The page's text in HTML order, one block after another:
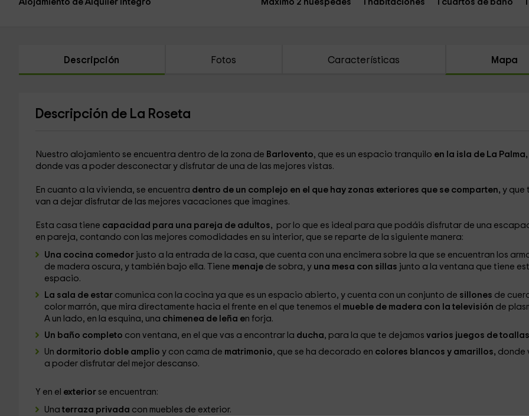
Alojamiento de Alquiler Íntegro Máximo 2 huéspedes 1 habitaciones 1 cuartos de baño
Descripción Fotos Características Mapa
Descripción de La Roseta
Nuestro alojamiento se encuentra dentro de la zona de Barlovento, que es un espacio tranquilo en la isla de La Palma,
donde vas a poder desconectar y disfrutar de una de las mejores vistas.
En cuanto a la vivienda, se encuentra dentro de un complejo en el que hay zonas exteriores que se comparten, y que
van a dejar disfrutar de las mejores vacaciones que imagines.
Esta casa tiene capacidad para una pareja de adultos, por lo que es ideal para que podáis disfrutar de una
en pareja, contando con las mejores comodidades en su interior, que se reparte de la siguiente manera:
Una cocina comedorjusto a la entrada de la casa, que cuenta con una encimera sobre la que se encuentran los
de madera oscura, y también bajo ella. Tiene menaje de sobra, y una mesa con sillas junto a la ventana que tiene
espacio.
La sala de estarcomunica con la cocina ya que es un espacio abierto, y cuenta con un conjunto de sillones de
color marrón, que mira directamente hacia el frente en el que tenemos el mueble de madera con la televisión de
A un lado, en la esquina, una chimenea de leña en forja.
Un baño completo con ventana, en el que vas a encontrar la ducha, para la que te dejamos varios juegos de
Un dormitorio doble amplio y con cama de matrimonio, que se ha decorado en colores blancos y amarillos, donde
a poder disfrutar del mejor descanso.
Y en el exterior se encuentran:
Una terraza privada con muebles de exterior.